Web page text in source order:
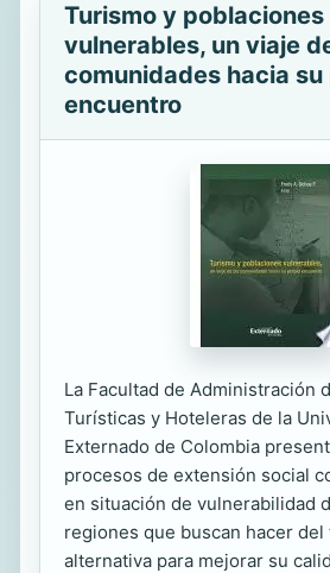
Turismo y poblaciones
vulnerables, un viaje
comunidades hacia su
encuentro
La Facultad de Administración
Turísticas y Hoteleras de la
Externado de Colombia
procesos de extensión social
en situación de vulnerabilidad
regiones que buscan hacer
alternativa para mejorar su